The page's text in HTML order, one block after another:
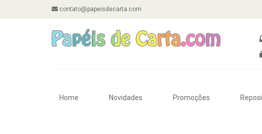
contato@papeisdecarta.com
Home Novidades Promoções